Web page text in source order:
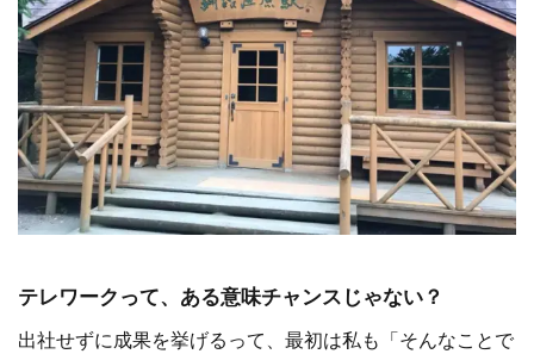
テレワークって、ある意味チャンスじゃない？
出社せずに成果を挙げるって、最初は私も「そんなことで